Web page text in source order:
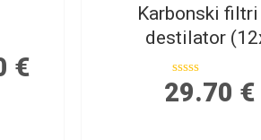
€
Karbonski filtri
destilator
Ocenjeno
0
29.70 €